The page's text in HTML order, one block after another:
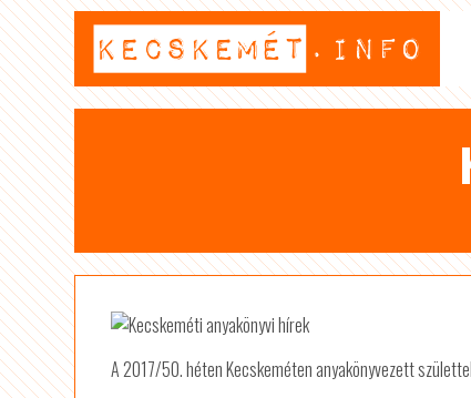
A 2017/50. héten Kecskeméten anyakönyvezett